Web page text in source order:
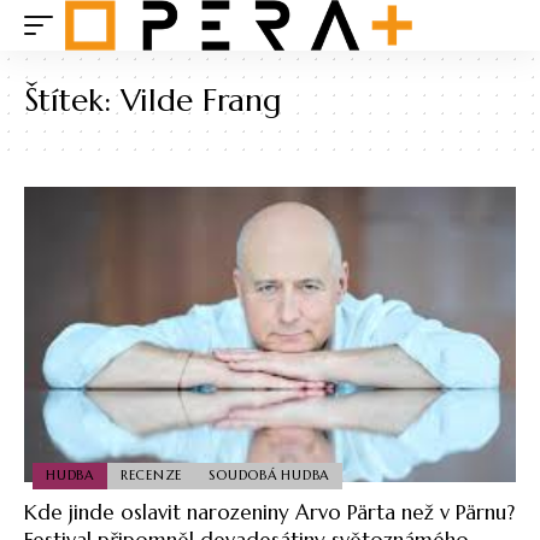
Štítek:Vilde Frang
HUDBA RECENZE SOUDOBÁ HUDBA
Kde jinde oslavit narozeniny Arvo Pärta než v Pärnu?